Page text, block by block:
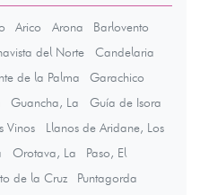
Arico Arona
Barlovento
del Norte
Candelaria
de la Palma
Garachico
Guancha, La
Guía de Isora
Vinos
Llanos de Aridane, Los
Orotava, La
Paso, El
de la Cruz
Puntagorda